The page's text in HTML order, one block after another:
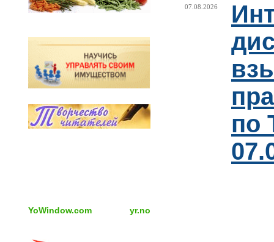
YoWindow.com yr.no
07.08.2026
по